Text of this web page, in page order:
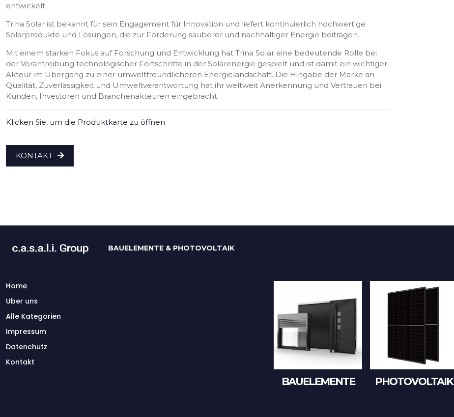
entwickelt.
Trina Solar ist bekannt für sein Engagement für Innovation und liefert kontinuierlich hochwertige
Solarprodukte und Lösungen, die zur Förderung sauberer und nachhaltiger Energie beitragen.
Mit einem starken Fokus auf Forschung und Entwicklung hat Trina Solar eine bedeutende Rolle bei
der Vorantreibung technologischer Fortschritte in der Solarenergie gespielt und ist damit ein wichtiger
Akteur im Übergang zu einer umweltfreundlicheren Energielandschaft. Die Hingabe der Marke an
Qualität, Zuverlässigkeit und Umweltverantwortung hat ihr weltweit Anerkennung und Vertrauen bei
Kunden, Investoren und Branchenakteuren eingebracht.
Klicken Sie, um die Produktkarte zu öffnen
KONTAKT
BAUELEMENTE & PHOTOVOLTAIK
Home
Uber uns
Alle Kategorien
Impressum
Datenchutz
Kontakt
BAUELEMENTE PHOTOVOLTAIK